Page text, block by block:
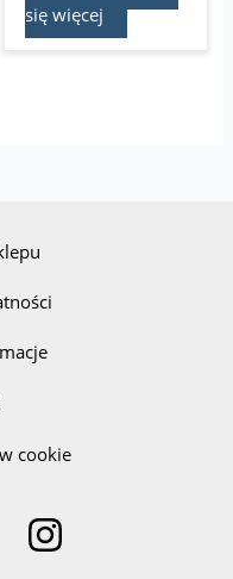
się więcej
cookie